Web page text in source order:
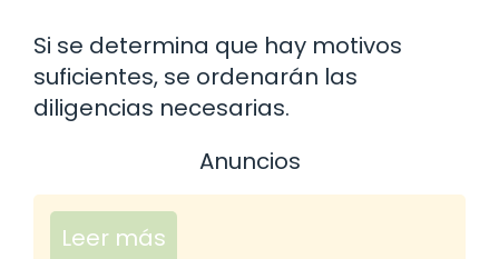
Si se determina que hay motivos
suficientes, se ordenarán las
diligencias necesarias.
Anuncios
Leer más